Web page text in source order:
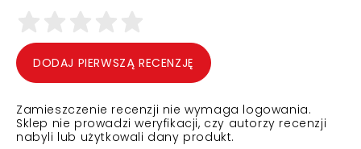
DODAJ PIERWSZĄ RECENZJĘ
Zamieszczenie recenzji nie wymaga logowania.
Sklep nie prowadzi weryfikacji, czy autorzy recenzji
nabyli lub użytkowali dany produkt.